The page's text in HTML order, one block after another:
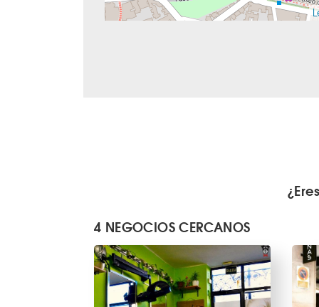
4 NEGOCIOS CERCANOS